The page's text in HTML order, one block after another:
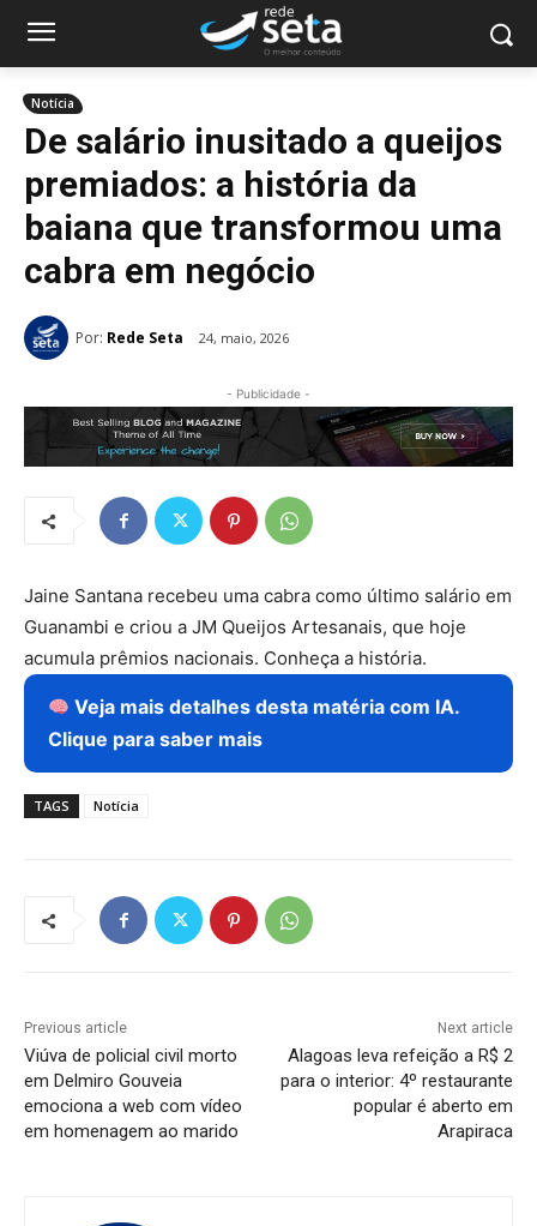
Notícia
De salário inusitado a queijos
premiados: a história da
baiana que transformou uma
cabra em negócio
Por: Rede Seta 24, maio, 2026
- Publicidade -
Jaine Santana recebeu uma cabra como último salário em
Guanambi e criou a JM Queijos Artesanais, que hoje
acumula prêmios nacionais. Conheça a história.
Veja mais detalhes desta matéria com IA.
Clique para saber mais
TAGS Notícia
Previous article
Viúva de policial civil morto
em Delmiro Gouveia
emociona a web com vídeo
em homenagem ao marido
Next article
Alagoas leva refeição a R$ 2
para o interior: 4º restaurante
popular é aberto em
Arapiraca